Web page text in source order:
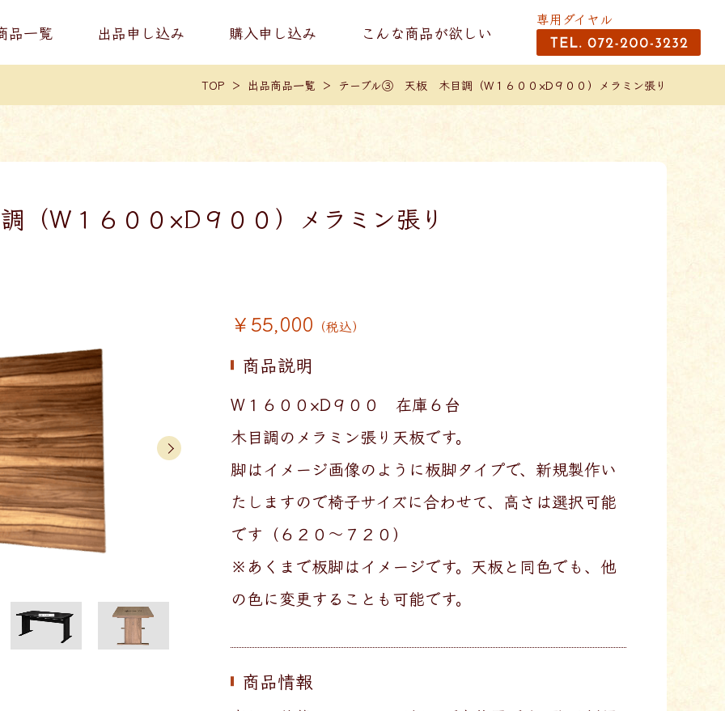
品一覧 出品申し込み 購入申し込み こんな商品が欲しい
専用ダイヤル
TOP 出品商品一覧 テーブル③ 天板 木目調（W１６００×D９００）メラミン張り
W１６００×D９００）メラミン張り
￥55,000 （税込）
商品説明
W１６００×D９００ 在庫６台
木目調のメラミン張り天板です。
脚はイメージ画像のように板脚タイプで、新規製作い
たしますので椅子サイズに合わせて、高さは選択可能
です（６２０～７２０）
※あくまで板脚はイメージです。天板と同色でも、他
の色に変更することも可能です。
商品情報